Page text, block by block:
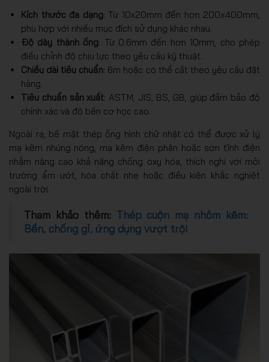
Kích thước đa dạng: Từ 10x20mm đến hơn 200x400mm,
phù hợp với nhiều mục đích sử dụng khác nhau.
Độ dày thành ống: Từ 0.6mm đến hơn 10mm, cho phép
điều chỉnh độ chịu lực theo yêu cầu kỹ thuật.
Chiều dài tiêu chuẩn: 6m hoặc có thể cắt theo yêu cầu đặt
hàng.
Tiêu chuẩn sản xuất: ASTM, JIS, BS, GB, giúp đảm bảo độ
chính xác và độ bền cơ học cao.
Ngoài ra, bề mặt thép ống hình chữ nhật có thể được xử lý
mạ kẽm nhúng nóng, mạ kẽm điện phân hoặc sơn tĩnh điện
nhằm nâng cao khả năng chống oxy hóa, thích nghi với môi
trường ẩm ướt, hóa chất nhẹ hoặc điều kiện khắc nghiệt
ngoài trời.
Tham khảo thêm: Thép cuộn mạ nhôm kẽm:
Bền, chống gỉ, ứng dụng vượt trội